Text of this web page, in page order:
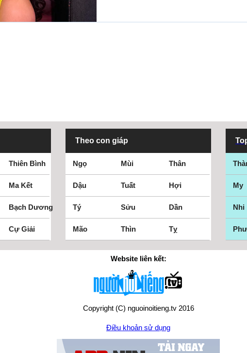
Thiên Bình
Ma Kết
Bạch Dương
Cự Giải
Theo con giáp
Ngọ Mùi Thân
Dậu Tuất Hợi
Tý Sửu Dần
Mão Thìn Tỵ
My
Nhi
Website liên kết:
Copyright (C) nguoinoitieng.tv 2016
Điều khoản sử dụng